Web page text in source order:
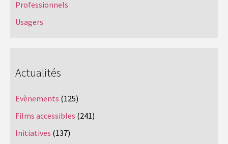
Professionnels
Usagers
Actualités
Evènements (125)
Films accessibles (241)
Initiatives (137)